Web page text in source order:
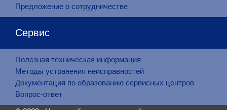
Предложение о сотрудничестве
Сервис
Полезная техническая информация
Методы устранения неисправностей
Документация по образованию сервисных центров
Вопрос-ответ